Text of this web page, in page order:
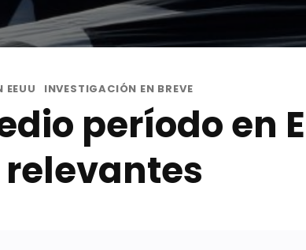
EEUU INVESTIGACIÓN EN BREVE
período en